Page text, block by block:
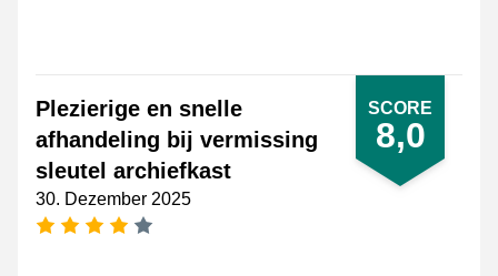
SCORE
8,0
Plezierige en snelle
afhandeling bij vermissing
sleutel archiefkast
30. Dezember 2025